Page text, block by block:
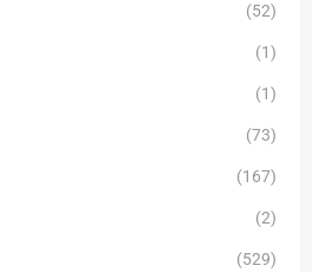
(52)
(1)
(1)
(73)
(167)
(2)
(529)